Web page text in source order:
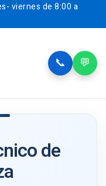
viernes de 8:00 a
📞 💬
de